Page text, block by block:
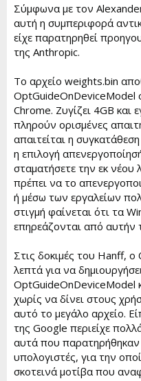
Σύμφωνα με τον
αυτή η συμπεριφορά
είχε παρατηρηθεί
της Anthropic.
Το αρχείο weights.bin
OptGuideOnDeviceModel
Chrome. Ζυγίζει 4GB και
πληρούν ορισμένες
απαιτείται η
η επιλογή
σταματήσετε την εκ
πρέπει να το
ή μέσω των εργαλείων
στιγμή φαίνεται ότι τα
επηρεάζονται από αυτήν
Στις δοκιμές του Hanff, ο
λεπτά για να
OptGuideOnDeviceModel
χωρίς να δίνει στους
αυτό το μεγάλο αρχείο.
της Google περιείχε
αυτά που
υπολογιστές, για την
σκοτεινά μοτίβα που